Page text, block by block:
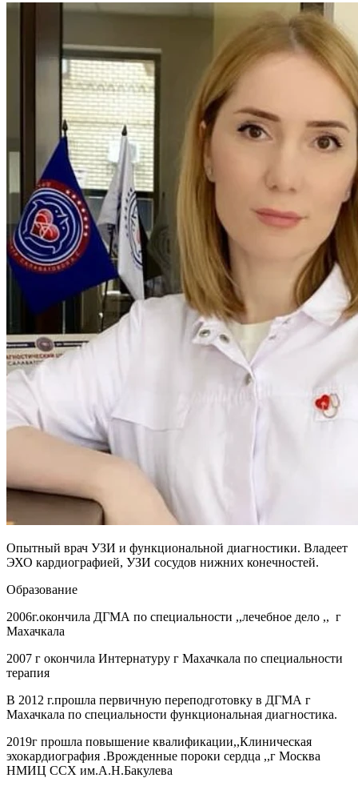
Опытный врач УЗИ и функциональной диагностики. Владеет
ЭХО кардиографией, УЗИ сосудов нижних конечностей.
Образование
2006г.окончила ДГМА по специальности ,,лечебное дело ,, г
Махачкала
2007 г окончила Интернатуру г Махачкала по специальности
терапия
В 2012 г.прошла первичную переподготовку в ДГМА г
Махачкала по специальности функциональная диагностика.
2019г прошла повышение квалификации,,Клиническая
эхокардиография .Врожденные пороки сердца ,,г Москва
НМИЦ ССХ им.А.Н.Бакулева